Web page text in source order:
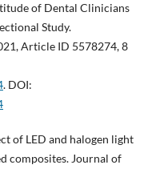
of Dental Clinicians
Study.
Article ID 5578274, 8
. DOI:
of LED and halogen light
composites. Journal of